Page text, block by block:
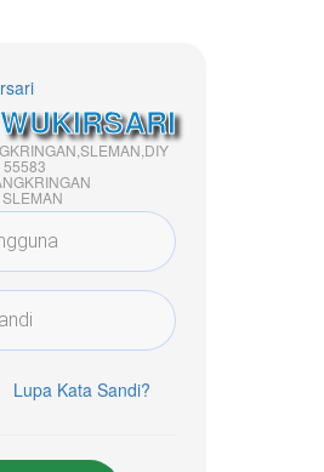
55583
Lupa Kata Sandi?